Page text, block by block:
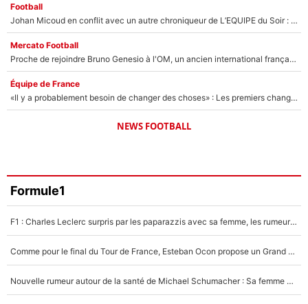
Football
Johan Micoud en conflit avec un autre chroniqueur de L’EQUIPE du Soir : «Pendant un moment, je ne les ai pas remis ensemble dans l'émission»
Mercato Football
Proche de rejoindre Bruno Genesio à l'OM, un ancien international français va finalement débarquer... sur RMC !
Équipe de France
«Il y a probablement besoin de changer des choses» : Les premiers changements de Zinedine Zidane en équipe de France sont révélés ?
NEWS FOOTBALL
Formule1
F1 : Charles Leclerc surpris par les paparazzis avec sa femme, les rumeurs étaient vraies !
Comme pour le final du Tour de France, Esteban Ocon propose un Grand Prix de Formule 1 à Paris : «Autour de l’Arc de Triomphe, ce serait génial» !
Nouvelle rumeur autour de la santé de Michael Schumacher : Sa femme Corinna sort du silence